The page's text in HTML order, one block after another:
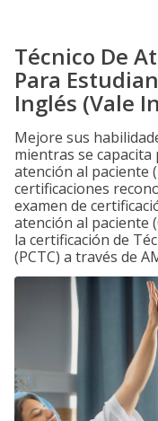
Técnico De
Para
Inglés (Vale
Mejore sus
mientras se
atención al paciente
certificaciones
examen de
atención al paciente
la certificación de
(PCTC) a través de